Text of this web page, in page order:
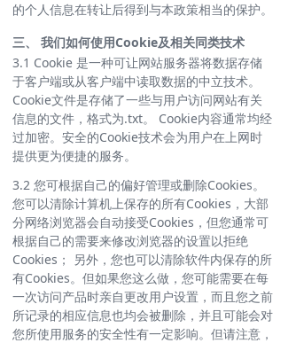
的个人信息在转让后得到与本政策相当的保护。
三、 我们如何使用Cookie及相关同类技术
3.1 Cookie 是一种可让网站服务器将数据存储
于客户端或从客户端中读取数据的中立技术。
Cookie文件是存储了一些与用户访问网站有关
信息的文件，格式为.txt。 Cookie内容通常均经
过加密。安全的Cookie技术会为用户在上网时
提供更为便捷的服务。
3.2 您可根据自己的偏好管理或删除Cookies。
您可以清除计算机上保存的所有Cookies，大部
分网络浏览器会自动接受Cookies，但您通常可
根据自己的需要来修改浏览器的设置以拒绝
Cookies； 另外，您也可以清除软件内保存的所
有Cookies。但如果您这么做，您可能需要在每
一次访问产品时亲自更改用户设置，而且您之前
所记录的相应信息也均会被删除，并且可能会对
您所使用服务的安全性有一定影响。但请注意，